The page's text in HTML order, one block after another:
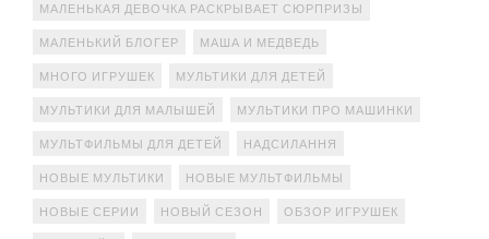
МАЛЕНЬКАЯ ДЕВОЧКА РАСКРЫВАЕТ СЮРПРИЗЫ
МАЛЕНЬКИЙ БЛОГЕР МАША И МЕДВЕДЬ
МНОГО ИГРУШЕК МУЛЬТИКИ ДЛЯ ДЕТЕЙ
МУЛЬТИКИ ДЛЯ МАЛЫШЕЙ МУЛЬТИКИ ПРО МАШИНКИ
МУЛЬТФИЛЬМЫ ДЛЯ ДЕТЕЙ НАДСИЛАННЯ
НОВЫЕ МУЛЬТИКИ НОВЫЕ МУЛЬТФИЛЬМЫ
НОВЫЕ СЕРИИ НОВЫЙ СЕЗОН ОБЗОР ИГРУШЕК